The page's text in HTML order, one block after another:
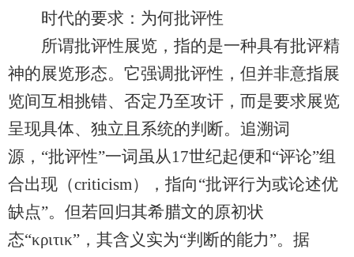
时代的要求：为何批评性
所谓批评性展览，指的是一种具有批评精
神的展览形态。它强调批评性，但并非意指展
览间互相挑错、否定乃至攻讦，而是要求展览
呈现具体、独立且系统的判断。追溯词
源，“批评性”一词虽从17世纪起便和“评论”组
合出现（criticism），指向“批评行为或论述优
缺点”。但若回归其希腊文的原初状
态“κριτικ”，其含义实为“判断的能力”。据